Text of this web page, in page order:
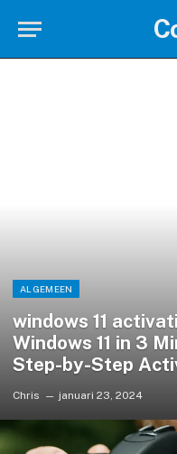
ALGEMEEN
windows 11
Windows 11 in 3
Step-by-Step
Chris januari 23, 2024